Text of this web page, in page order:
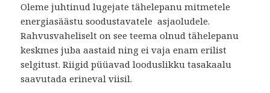
Oleme juhtinud lugejate tähelepanu mitmetele
energiasäästu soodustavatele asjaoludele.
Rahvusvaheliselt on see teema olnud tähelepanu
keskmes juba aastaid ning ei vaja enam erilist
selgitust. Riigid püüavad looduslikku tasakaalu
saavutada erineval viisil.